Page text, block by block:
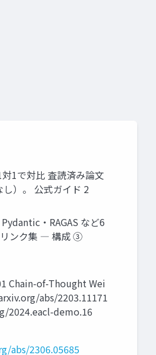
1で対比 査読済み論文
）。 公式ガイド 2
・RAGAS など6
リンク集 ― 構成 ③
Chain-of-Thought Wei
abs/2203.11171
2024.eacl-demo.16
abs/2306.05685